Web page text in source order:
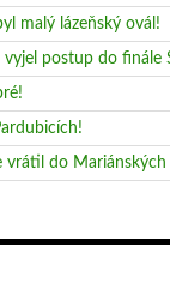
malý lázeňský ovál!
postup do finále
vrátil do Mariánských